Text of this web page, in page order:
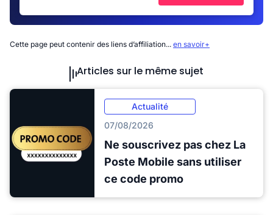
Cette page peut contenir des liens d’affiliation... en savoir+
Articles sur le même sujet
Actualité
07/08/2026
Ne souscrivez pas chez La
Poste Mobile sans utiliser
ce code promo